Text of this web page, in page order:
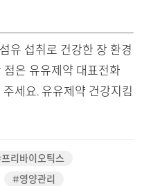
유 섭취로 건강한 장 환경
은 유유제약 대표전화
세요. 유유제약 건강지킴
리바이오틱스
#영양관리